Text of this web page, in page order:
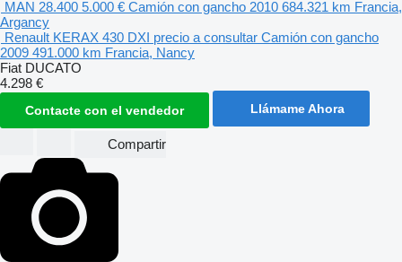
MAN 28.400 5.000 € Camión con gancho 2010 684.321 km Francia,
Argancy
Renault KERAX 430 DXI precio a consultar Camión con gancho
2009 491.000 km Francia, Nancy
Fiat DUCATO
4.298 €
Contacte con el vendedor Llámame Ahora
Compartir